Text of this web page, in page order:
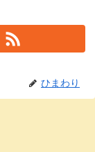
ひまわり